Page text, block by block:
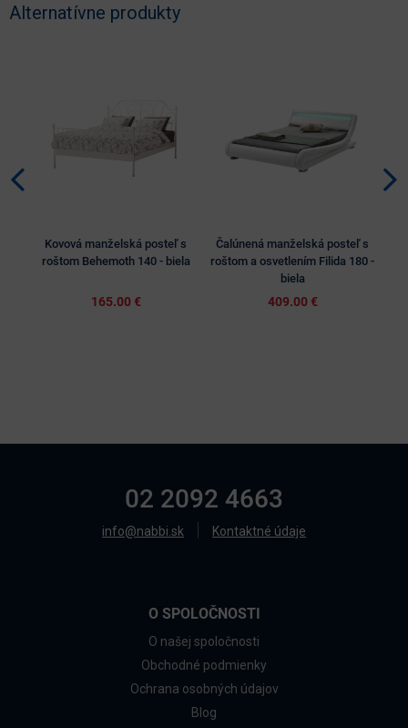
Alternatívne produkty
Kovová manželská posteľ s
roštom Behemoth 140 - biela
165.00 €
Čalúnená manželská posteľ s
roštom a osvetlením Filida 180 -
biela
409.00 €
02 2092 4663
info@nabbi.sk Kontaktné údaje
O SPOLOČNOSTI
O našej spoločnosti
Obchodné podmienky
Ochrana osobných údajov
Blog